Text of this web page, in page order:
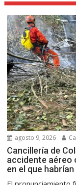
agosto 9, 2026
Cancillería de
accidente aéreo
en el que